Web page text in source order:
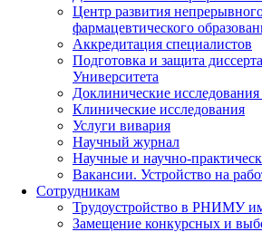
Центр развития
фармацевтического
Аккредитация специалистов
Подготовка и защита
Университета
Доклинические
Клинические исследования
Услуги вивария
Научный журнал
Научные и научно-
Вакансии. Устройство на
Сотрудникам
Трудоустройство в РНИМУ
Замещение конкурсных и